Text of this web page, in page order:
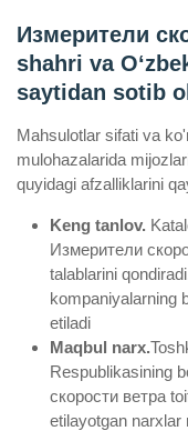
Измерители
shahri va
saytidan sotib
Mahsulotlar sifati va
mulohazalarida
quyidagi afzalliklarini
Keng tanlov.
Измерители
talablarini
kompaniyalarning
etiladi
Maqbul narx.
Respublikasining
скорости ветра
etilayotgan narxlar